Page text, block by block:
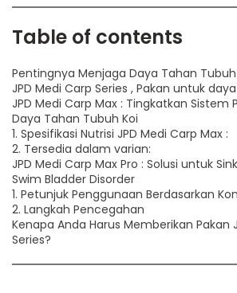
Table of contents
Pentingnya Menjaga Daya Tahan Tubuh
JPD Medi Carp Series , Pakan untuk
JPD Medi Carp Max : Tingkatkan Sistem
Daya Tahan Tubuh Koi
1. Spesifikasi Nutrisi JPD Medi Carp Max :
2. Tersedia dalam varian:
JPD Medi Carp Max Pro : Solusi untuk
Swim Bladder Disorder
1. Petunjuk Penggunaan Berdasarkan
2. Langkah Pencegahan
Kenapa Anda Harus Memberikan Pakan
Series?